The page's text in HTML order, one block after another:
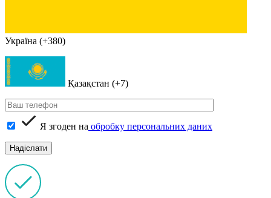
Україна (+380)
Қазақстан (+7)
Я згоден на обробку персональних даних